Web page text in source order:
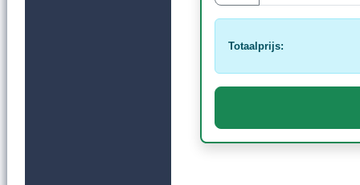
Totaalprijs: